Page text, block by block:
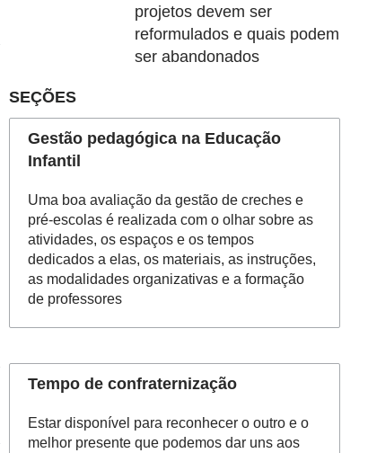
projetos devem ser
reformulados e quais podem
ser abandonados
SEÇÕES
Gestão pedagógica na Educação
Infantil
Uma boa avaliação da gestão de creches e
pré-escolas é realizada com o olhar sobre as
atividades, os espaços e os tempos
dedicados a elas, os materiais, as instruções,
as modalidades organizativas e a formação
de professores
Tempo de confraternização
Estar disponível para reconhecer o outro e o
melhor presente que podemos dar uns aos